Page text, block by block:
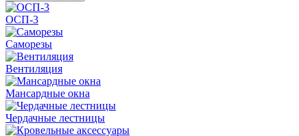
ОСП-3
Саморезы
Вентиляция
Мансардные окна
Чердачные лестницы